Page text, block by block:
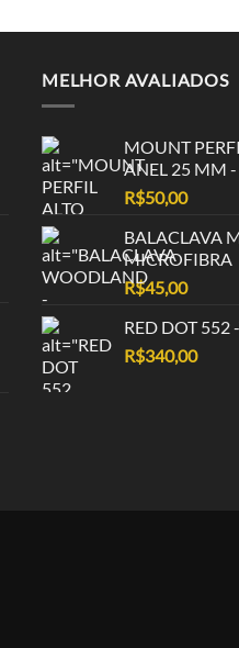
MELHOR AVALIADOS
MOUNT
ANEL 25 MM
R$50,00
BALACLAVA
MICROFIBRA
R$45,00
RED DOT 552
R$340,00